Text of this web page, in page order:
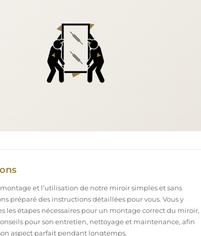
et l’utilisation de notre miroir simples et sans
préparé des instructions détaillées pour vous. Vous y
les étapes nécessaires pour un montage correct du miroir,
pour son entretien, nettoyage et maintenance, afin
aspect parfait pendant longtemps.